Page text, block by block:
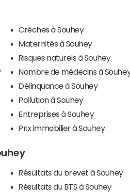
Crèches à Souhey
Maternités à Souhey
Risques naturels à Souhey
Nombre de médecins à
Délinquance à Souhey
Pollution à Souhey
Entreprises à Souhey
Prix immobilier à Souhey
Résultats du brevet à Souhey
Résultats du BTS à Souhey